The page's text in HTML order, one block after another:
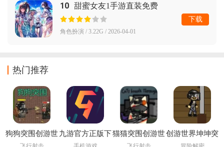
10 甜蜜女友1手游直装免费
角色扮演 / 3.22G / 2026-04-01
下载
热门推荐
狗狗突围创游世
界
九游官方正版下
载
猫猫突围创游世
界
创游世界坤坤突
围小游戏